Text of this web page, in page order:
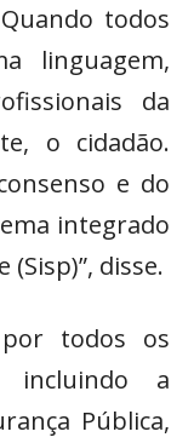
todos
linguagem,
da
o cidadão.
e do
integrado
(Sisp)”, disse.
todos os
incluindo a
Pública,